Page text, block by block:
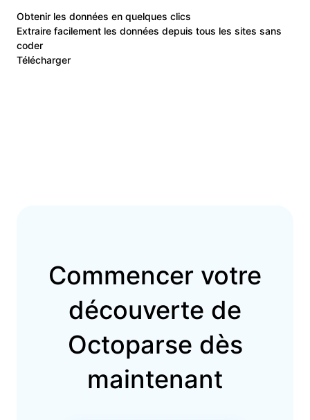
Obtenir les données en quelques clics
Extraire facilement les données depuis tous les sites sans
coder
Télécharger
Commencer votre
découverte de
Octoparse dès
maintenant